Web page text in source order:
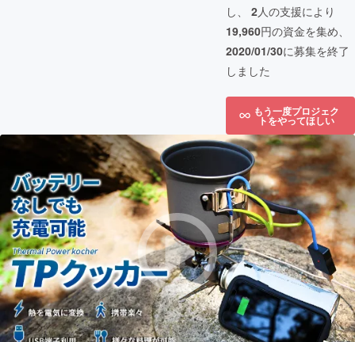
し、 2人の支援により
19,960円の資金を集め、
2020/01/30に募集を終了
しました
もう一度プロジェク
トをやってほしい